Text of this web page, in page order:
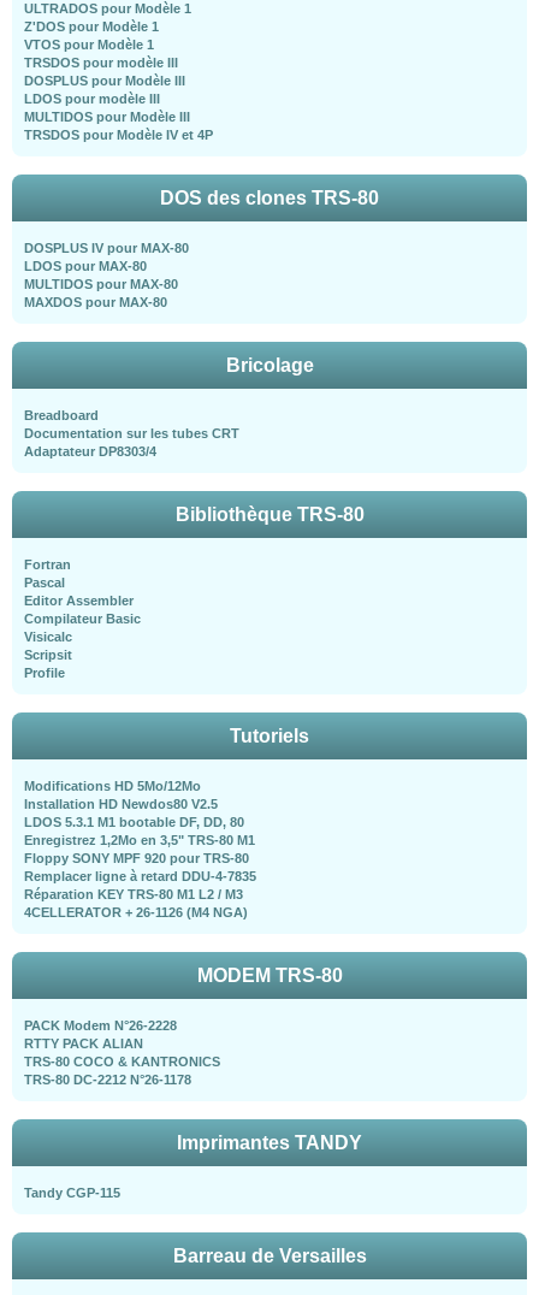
ULTRADOS pour Modèle 1
Z'DOS pour Modèle 1
VTOS pour Modèle 1
TRSDOS pour modèle III
DOSPLUS pour Modèle III
LDOS pour modèle III
MULTIDOS pour Modèle III
TRSDOS pour Modèle IV et 4P
DOS des clones TRS-80
DOSPLUS IV pour MAX-80
LDOS pour MAX-80
MULTIDOS pour MAX-80
MAXDOS pour MAX-80
Bricolage
Breadboard
Documentation sur les tubes CRT
Adaptateur DP8303/4
Bibliothèque TRS-80
Fortran
Pascal
Editor Assembler
Compilateur Basic
Visicalc
Scripsit
Profile
Tutoriels
Modifications HD 5Mo/12Mo
Installation HD Newdos80 V2.5
LDOS 5.3.1 M1 bootable DF, DD, 80
Enregistrez 1,2Mo en 3,5" TRS-80 M1
Floppy SONY MPF 920 pour TRS-80
Remplacer ligne à retard DDU-4-7835
Réparation KEY TRS-80 M1 L2 / M3
4CELLERATOR + 26-1126 (M4 NGA)
MODEM TRS-80
PACK Modem N°26-2228
RTTY PACK ALIAN
TRS-80 COCO & KANTRONICS
TRS-80 DC-2212 N°26-1178
Imprimantes TANDY
Tandy CGP-115
Barreau de Versailles